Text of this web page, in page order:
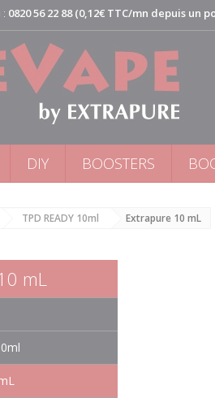
0820 56 22 88 (0,12€ TTC/mn depuis un
DIY BOOSTERS
TPD READY 10ml Extrapure 10 mL
mL